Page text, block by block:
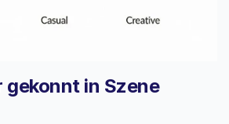
gekonnt in Szene